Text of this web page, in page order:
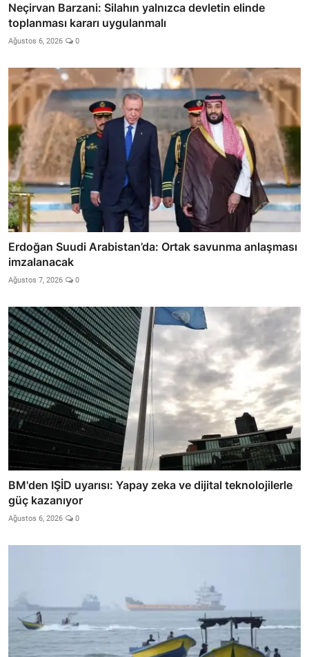
Neçirvan Barzani: Silahın yalnızca devletin elinde
toplanması kararı uygulanmalı
Ağustos 6, 2026 0
Erdoğan Suudi Arabistan’da: Ortak savunma anlaşması
imzalanacak
Ağustos 7, 2026 0
BM'den IŞİD uyarısı: Yapay zeka ve dijital teknolojilerle
güç kazanıyor
Ağustos 6, 2026 0